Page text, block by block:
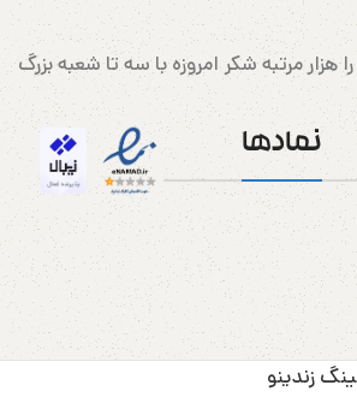
سربلند مهاباد می‌باشد که در سال 1388 شروع به فعالیت کردیم و خدا را هزار مرتبه شکر امروزه با سه تا شعبه بزرگ
نمادها
زندینو